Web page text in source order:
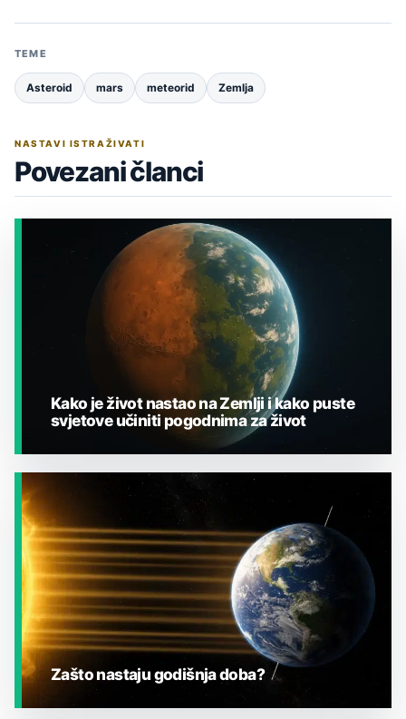
TEME
Asteroid mars meteorid Zemlja
NASTAVI ISTRAŽIVATI
Povezani članci
JESTE LI ZNALI?
Kako je život nastao na Zemlji i kako puste
svjetove učiniti pogodnima za život
Zašto nastaju godišnja doba?